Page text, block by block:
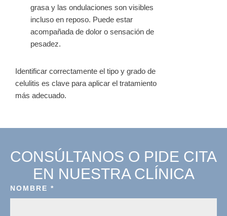
grasa y las ondulaciones son visibles
incluso en reposo. Puede estar
acompañada de dolor o sensación de
pesadez.
Identificar correctamente el tipo y grado de
celulitis es clave para aplicar el tratamiento
más adecuado.
CONSÚLTANOS O PIDE CITA
EN NUESTRA CLÍNICA
NOMBRE *